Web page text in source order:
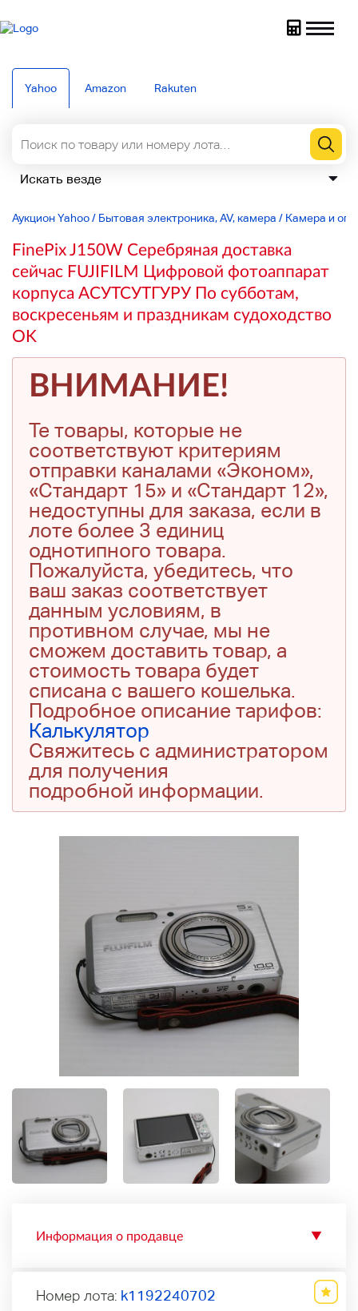
Yahoo Amazon Rakuten
Аукцион Yahoo/ Бытовая электроника, AV, камера / Камера и
FinePix J150W Серебряная доставка
сейчас FUJIFILM Цифровой фотоаппарат
корпуса АСУТСУТГУРУ По субботам,
воскресеньям и праздникам судоходство
OK
ВНИМАНИЕ!
Те товары, которые не
соответствуют критериям
отправки каналами «Эконом»,
«Стандарт 15» и «Стандарт 12»,
недоступны для заказа, если в
лоте более 3 единиц
однотипного товара.
Пожалуйста, убедитесь, что
ваш заказ соответствует
данным условиям, в
противном случае, мы не
сможем доставить товар, а
стоимость товара будет
списана с вашего кошелька.
Подробное описание тарифов:
Калькулятор
Свяжитесь с администратором
для получения
подробной информации.
Информация о продавце ▼
Номер лота: k1192240702